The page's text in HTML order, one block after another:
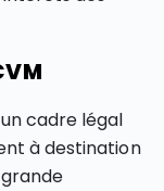
cadre légal
à destination